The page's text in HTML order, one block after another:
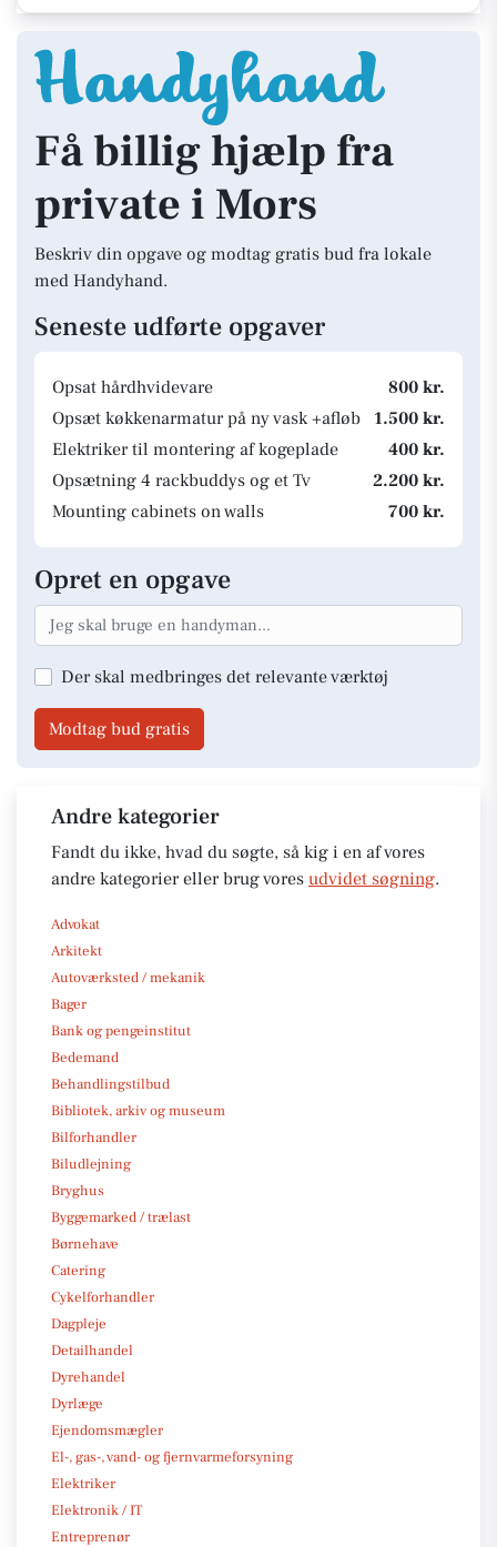
Få billig hjælp fra
private i Mors
Beskriv din opgave og modtag gratis bud fra lokale
med Handyhand.
Seneste udførte opgaver
Opsat hårdhvidevare
800 kr.
Opsæt køkkenarmatur på ny vask +afløb
1.500 kr.
Elektriker til montering af kogeplade
400 kr.
Opsætning 4 rackbuddys og et Tv
2.200 kr.
Mounting cabinets on walls
700 kr.
Opret en opgave
Der skal medbringes det relevante værktøj
Modtag bud gratis
Andre kategorier
Fandt du ikke, hvad du søgte, så kig i en af vores
andre kategorier eller brug vores udvidet søgning.
Advokat
Arkitekt
Autoværksted / mekanik
Bager
Bank og pengeinstitut
Bedemand
Behandlingstilbud
Bibliotek, arkiv og museum
Bilforhandler
Biludlejning
Bryghus
Byggemarked / trælast
Børnehave
Catering
Cykelforhandler
Dagpleje
Detailhandel
Dyrehandel
Dyrlæge
Ejendomsmægler
El-, gas-, vand- og fjernvarmeforsyning
Elektriker
Elektronik / IT
Entreprenør